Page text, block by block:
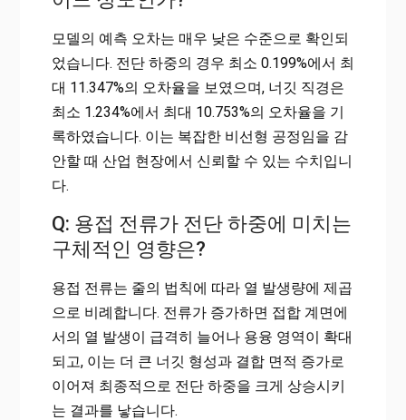
모델의 예측 오차는 매우 낮은 수준으로 확인되
었습니다. 전단 하중의 경우 최소 0.199%에서 최
대 11.347%의 오차율을 보였으며, 너깃 직경은
최소 1.234%에서 최대 10.753%의 오차율을 기
록하였습니다. 이는 복잡한 비선형 공정임을 감
안할 때 산업 현장에서 신뢰할 수 있는 수치입니
다.
Q: 용접 전류가 전단 하중에 미치는
구체적인 영향은?
용접 전류는 줄의 법칙에 따라 열 발생량에 제곱
으로 비례합니다. 전류가 증가하면 접합 계면에
서의 열 발생이 급격히 늘어나 용융 영역이 확대
되고, 이는 더 큰 너깃 형성과 결합 면적 증가로
이어져 최종적으로 전단 하중을 크게 상승시키
는 결과를 낳습니다.